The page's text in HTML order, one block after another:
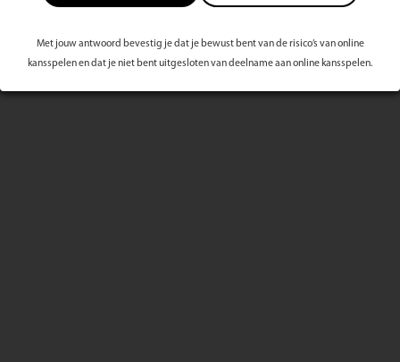
Met jouw antwoord bevestig je dat je bewust bent van de risico’s van online
kansspelen en dat je niet bent uitgesloten van deelname aan online kansspelen.
Meest bekeken dit kwartaal